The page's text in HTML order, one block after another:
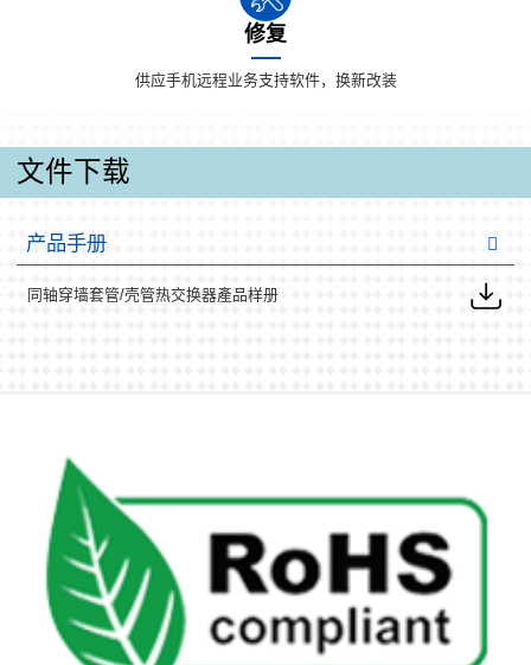
修复
供应手机远程业务支持软件，换新改装
文件下载
产品手册
同轴穿墙套管/壳管热交换器產品样册